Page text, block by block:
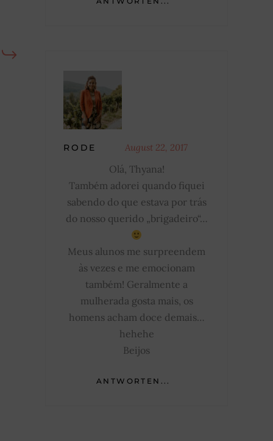
RODE August 22, 2017
Olá, Thyana!
Também adorei quando fiquei
sabendo do que estava por trás
do nosso querido „brigadeiro“…
Meus alunos me surpreendem
às vezes e me emocionam
também! Geralmente a
mulherada gosta mais, os
homens acham doce demais…
hehehe
Beijos
ANTWORTEN...